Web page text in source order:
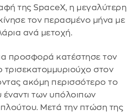
της SpaceX, η μεγαλύτερη
τον περασμένο μήνα με
ανά μετοχή.
προσφορά κατέστησε τον
στον
ακόμη περισσότερο το
των υπόλοιπων
Μετά την πτώση της